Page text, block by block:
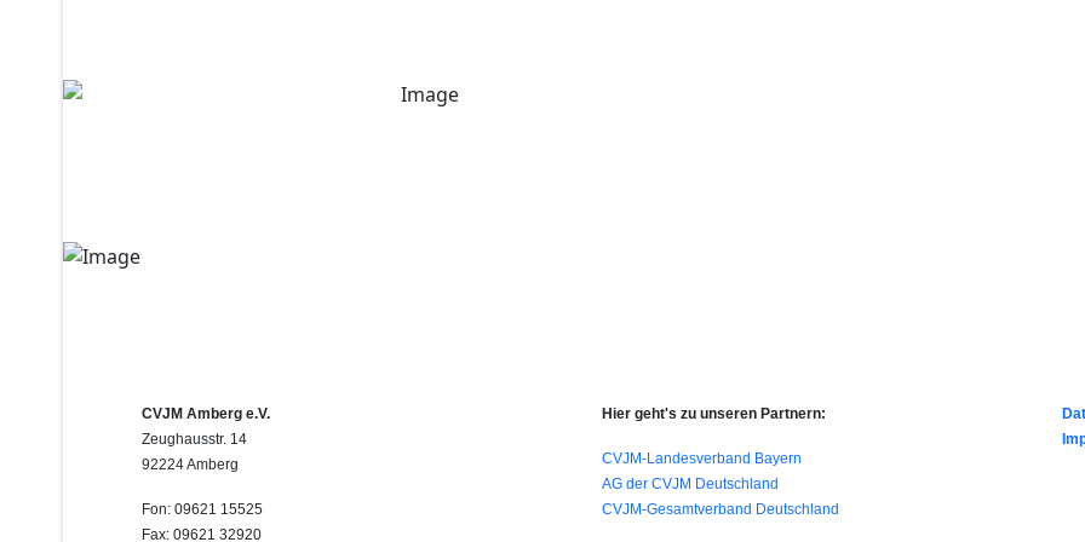
CVJM Amberg e.V.
Zeughausstr. 14
92224 Amberg
Fon: 09621 15525
Fax: 09621 32920
Hier geht's zu unseren Partnern:
CVJM-Landesverband Bayern
AG der CVJM Deutschland
CVJM-Gesamtverband Deutschland